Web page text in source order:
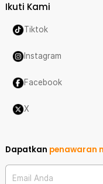
Ikuti Kami
Tiktok
Instagram
Facebook
X
Dapatkan penawaran
Email Anda